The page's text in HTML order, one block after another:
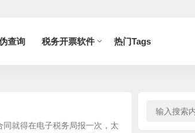
查询 税务开票软件 热门Tags
就得在电子税务局报一次，太